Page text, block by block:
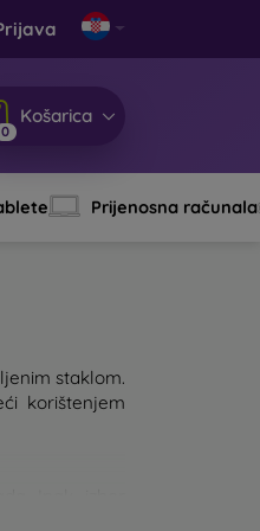
0
Košarica
Prijenosna računala
staklom.
korištenjem